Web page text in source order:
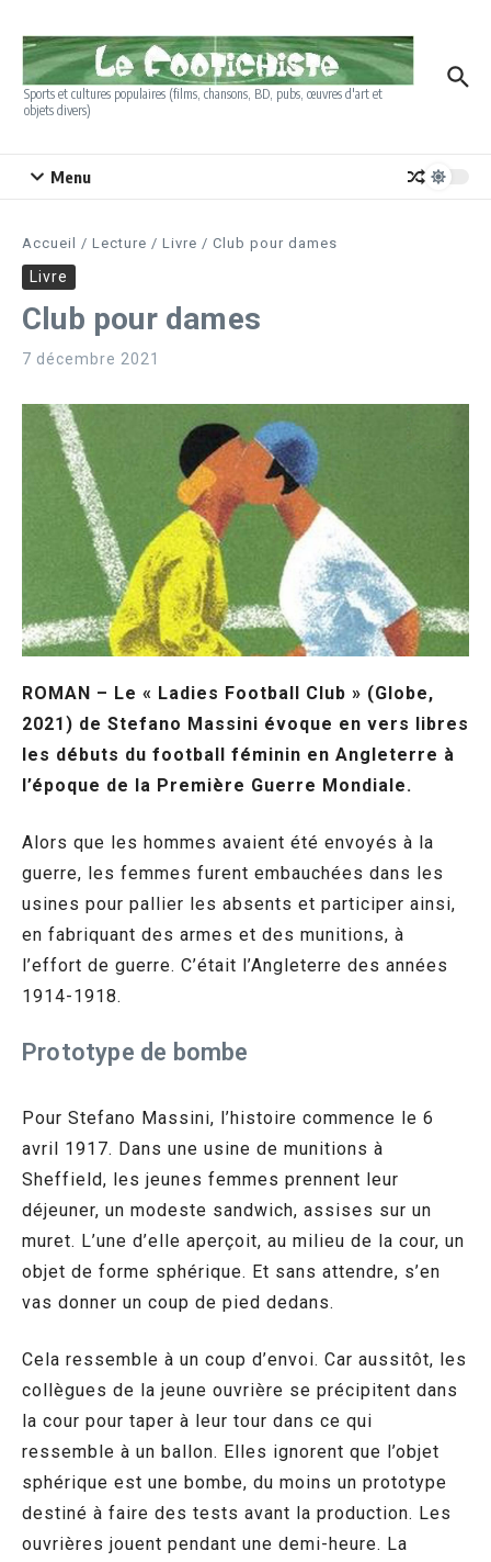
Sports et cultures populaires (films, chansons, BD, pubs, œuvres d'art et
objets divers)
Menu
Accueil / Lecture / Livre / Club pour dames
Livre
Club pour dames
7 décembre 2021
ROMAN – Le « Ladies Football Club » (Globe,
2021) de Stefano Massini évoque en vers libres
les débuts du football féminin en Angleterre à
l’époque de la Première Guerre Mondiale.
Alors que les hommes avaient été envoyés à la
guerre, les femmes furent embauchées dans les
usines pour pallier les absents et participer ainsi,
en fabriquant des armes et des munitions, à
l’effort de guerre. C’était l’Angleterre des années
1914-1918.
Prototype de bombe
Pour Stefano Massini, l’histoire commence le 6
avril 1917. Dans une usine de munitions à
Sheffield, les jeunes femmes prennent leur
déjeuner, un modeste sandwich, assises sur un
muret. L’une d’elle aperçoit, au milieu de la cour, un
objet de forme sphérique. Et sans attendre, s’en
vas donner un coup de pied dedans.
Cela ressemble à un coup d’envoi. Car aussitôt, les
collègues de la jeune ouvrière se précipitent dans
la cour pour taper à leur tour dans ce qui
ressemble à un ballon. Elles ignorent que l’objet
sphérique est une bombe, du moins un prototype
destiné à faire des tests avant la production. Les
ouvrières jouent pendant une demi-heure. La